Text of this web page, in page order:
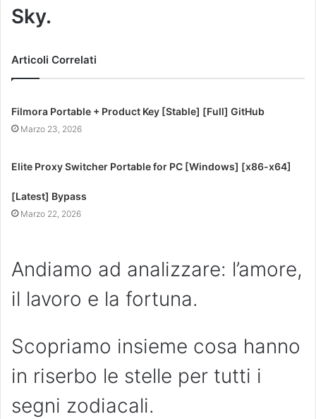
Sky.
Articoli Correlati
Filmora Portable + Product Key [Stable] [Full] GitHub
Marzo 23, 2026
Elite Proxy Switcher Portable for PC [Windows] [x86-x64]
[Latest] Bypass
Marzo 22, 2026
Andiamo ad analizzare: l’amore,
il lavoro e la fortuna.
Scopriamo insieme cosa hanno
in riserbo le stelle per tutti i
segni zodiacali.